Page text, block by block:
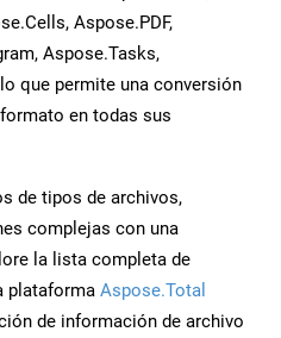
Aspose.PDF,
Aspose.Tasks,
que permite una conversión
en todas sus
de tipos de archivos,
complejas con una
la lista completa de
plataforma Aspose.Total
de información de archivo